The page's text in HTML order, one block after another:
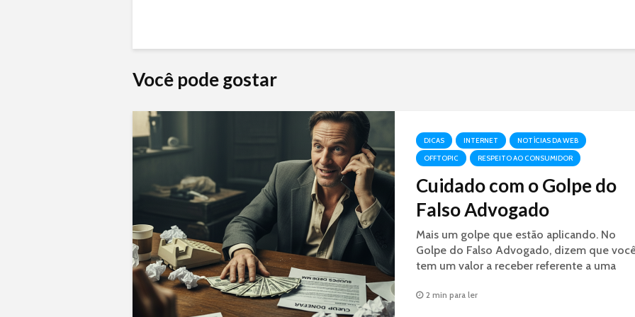
Você pode gostar
DICAS INTERNET
NOTÍCIAS DA WEB
OFFTOPIC
RESPEITO AO CONSUMIDOR
Cuidado com o Golpe do
Falso Advogado
Mais um golpe que estão aplicando. No
Golpe do Falso Advogado, dizem que
tem um valor a receber referente a uma
2 min para ler